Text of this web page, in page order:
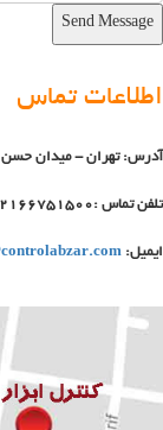
Send Message
اطلاعات تماس
آدرس: تهران - میدان حسن
تلفن تماس :02166751500
ایمیل: